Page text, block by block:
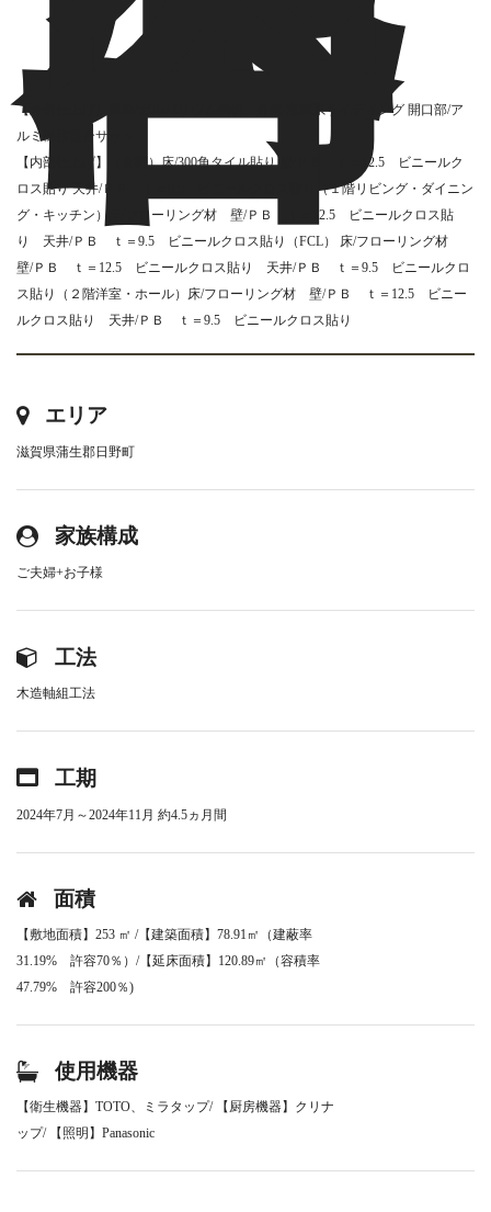
【外部仕上げ】屋根/ガルバリウム鋼板 外壁/窯業系サイディング 開口部/ア
ルミ樹脂複合サッシ
【内部仕上げ】（玄関）床/300角タイル貼り 壁/ＰＢ ｔ＝12.5 ビニールク
ロス貼り 天井/ＰＢ ｔ＝9.5 ビニールクロス貼り（１階リビング・ダイニン
グ・キッチン）床/フローリング材 壁/ＰＢ ｔ＝12.5 ビニールクロス貼
り 天井/ＰＢ ｔ＝9.5 ビニールクロス貼り（FCL） 床/フローリング材
壁/ＰＢ ｔ＝12.5 ビニールクロス貼り 天井/ＰＢ ｔ＝9.5 ビニールクロ
ス貼り（２階洋室・ホール）床/フローリング材 壁/ＰＢ ｔ＝12.5 ビニー
ルクロス貼り 天井/ＰＢ ｔ＝9.5 ビニールクロス貼り
エリア
滋賀県蒲生郡日野町
家族構成
ご夫婦+お子様
工法
木造軸組工法
工期
2024年7月～2024年11月 約4.5ヵ月間
面積
【敷地面積】253 ㎡ /【建築面積】78.91㎡（建蔽率
31.19% 許容70％）/【延床面積】120.89㎡（容積率
47.79% 許容200％)
使用機器
【衛生機器】TOTO、ミラタップ/ 【厨房機器】クリナ
ップ/ 【照明】Panasonic